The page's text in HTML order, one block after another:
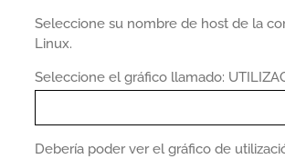
Seleccione su nombre de host de la
Linux.
Seleccione el gráfico llamado:
Debería poder ver el gráfico de